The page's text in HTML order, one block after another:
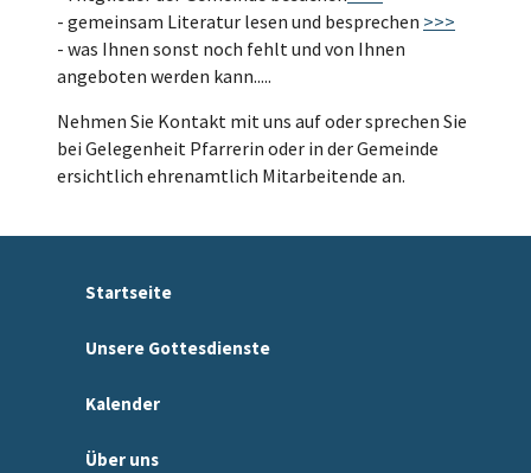
- gemeinsam Literatur lesen und besprechen >>>
- was Ihnen sonst noch fehlt und von Ihnen
angeboten werden kann.....
Nehmen Sie Kontakt mit uns auf oder sprechen Sie
bei Gelegenheit Pfarrerin oder in der Gemeinde
ersichtlich ehrenamtlich Mitarbeitende an.
Startseite
Unsere Gottesdienste
Kalender
Über uns